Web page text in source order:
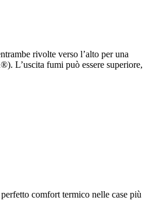
rivolte verso l’alto per una
L’uscita fumi può essere superiore,
comfort termico nelle case più